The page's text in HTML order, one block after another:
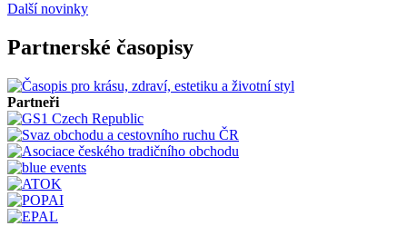
Další novinky
Partnerské časopisy
Partneři